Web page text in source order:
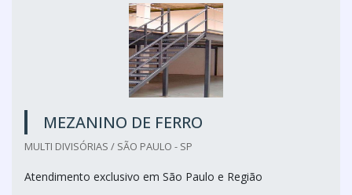
MEZANINO DE FERRO
MULTI DIVISÓRIAS / SÃO PAULO - SP
Atendimento exclusivo em São Paulo e Região